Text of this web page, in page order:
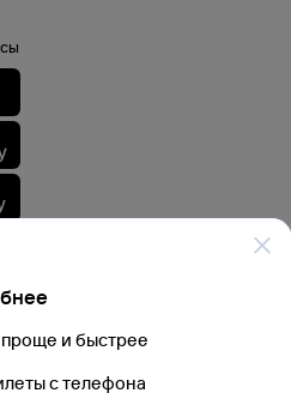
и быстрее
с телефона
включая стоимость электронных
на автобусы и туристского